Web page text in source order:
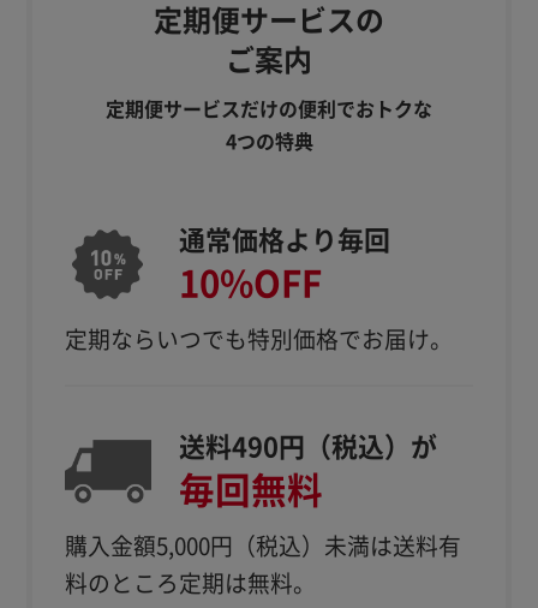
定期便サービスの
ご案内
定期便サービスだけの便利でおトクな
4つの特典
通常価格より毎回
10%OFF
定期ならいつでも特別価格でお届け。
送料490円（税込）が
毎回無料
購入金額5,000円（税込） 未満は送料有
料のところ定期は無料。